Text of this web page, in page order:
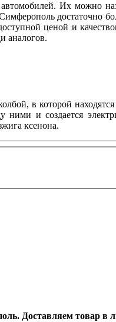
Их можно
достаточно
ценой и
аналогов.
в которой
и создается
ксенона.
Доставляем товар в